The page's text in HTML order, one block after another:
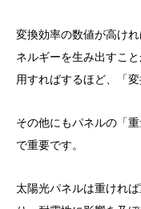
変換効率の数値が高け
ネルギーを生み出すこ
用すればするほど、「
その他にもパネルの「
で重要です。
太陽光パネルは重けれ